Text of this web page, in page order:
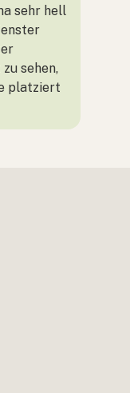
sehr hell
sehen,
platziert